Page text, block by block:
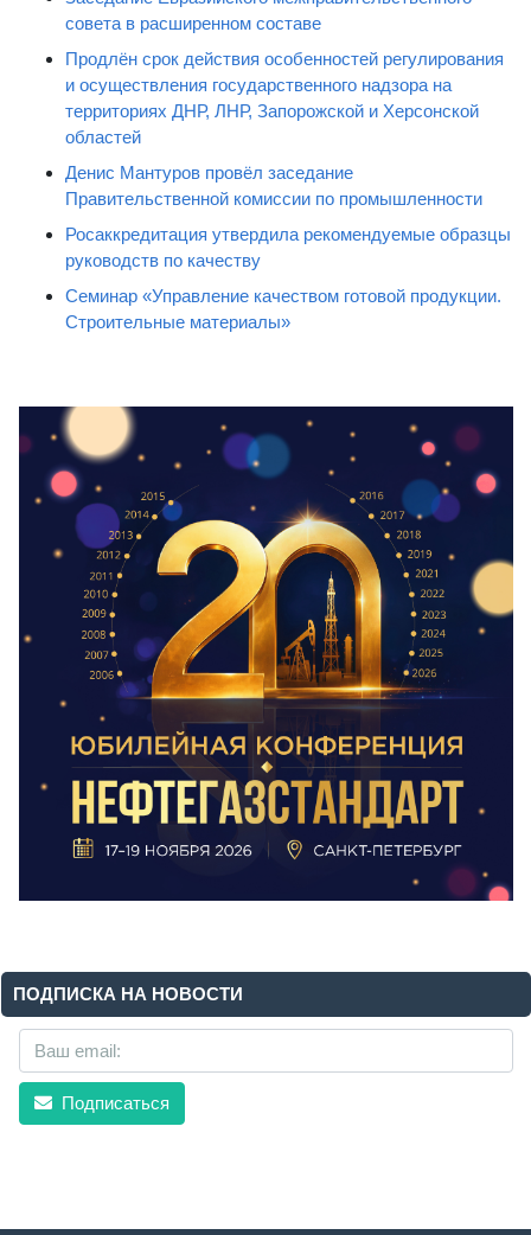
совета в расширенном составе
Продлён срок действия особенностей регулирования
и осуществления государственного надзора на
территориях ДНР, ЛНР, Запорожской и Херсонской
областей
Денис Мантуров провёл заседание
Правительственной комиссии по промышленности
Росаккредитация утвердила рекомендуемые образцы
руководств по качеству
Семинар «Управление качеством готовой продукции.
Строительные материалы»
ПОДПИСКА НА НОВОСТИ
Подписаться